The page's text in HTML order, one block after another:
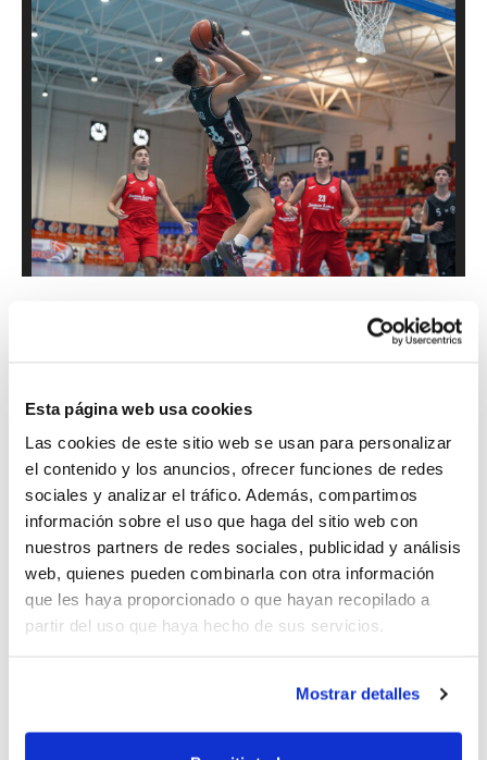
Esta página web usa cookies
Las cookies de este sitio web se usan para personalizar
el contenido y los anuncios, ofrecer funciones de redes
sociales y analizar el tráfico. Además, compartimos
información sobre el uso que haga del sitio web con
nuestros partners de redes sociales, publicidad y análisis
web, quienes pueden combinarla con otra información
que les haya proporcionado o que hayan recopilado a
partir del uso que haya hecho de sus servicios.
Mostrar detalles
Jorge Juan B
MVP: Vicente Vicent (CB Jorge Juan B)
Trabajado triunfo del CB Jorge Juan B, que
salió victorioso de cada periodo ante un
luchador TSA Construcciones Teixereta. Los
jugadores de Novelda tuvieron que
emplearse a fondo para mantener su